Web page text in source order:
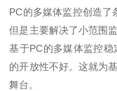
PC的多媒体监控创造了
但是主要解决了小范围
基于PC的多媒体监控
的开放性不好。这就为
舞台。